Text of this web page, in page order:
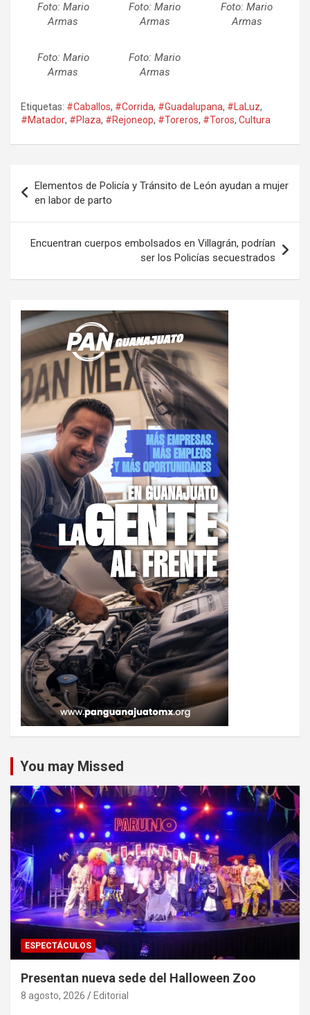
Foto: Mario
Armas
Foto: Mario
Armas
Foto: Mario
Armas
Foto: Mario
Armas
Foto: Mario
Armas
Etiquetas: #Caballos, #Corrida, #Guadalupana, #LaLuz,
#Matador, #Plaza, #Rejoneop, #Toreros, #Toros, Cultura
de
entradas
Elementos de Policía y Tránsito de León ayudan a mujer
en labor de parto
Encuentran cuerpos embolsados en Villagrán, podrían
ser los Policías secuestrados
You may Missed
ESPECTÁCULOS
Presentan nueva sede del Halloween Zoo
8 agosto, 2026 Editorial